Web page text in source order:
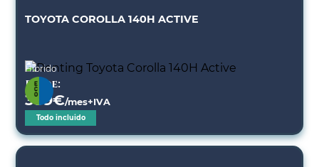
TOYOTA COROLLA 140H ACTIVE
Híbrido
Desde:
389€/mes+IVA
Todo incluido